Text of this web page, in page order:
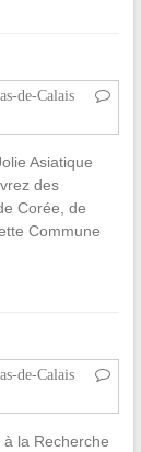
de-Calais
Asiatique
des
Corée, de
Commune
de-Calais
la Recherche